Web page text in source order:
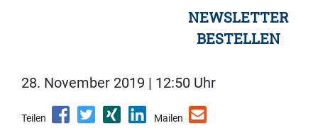
NEWSLETTER
BESTELLEN
28. November 2019 | 12:50 Uhr
Teilen Mailen